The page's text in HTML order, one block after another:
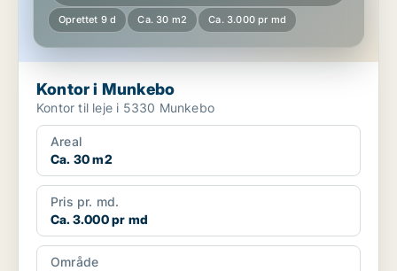
Oprettet 9 d Ca. 30 m2 Ca. 3.000 pr md
Kontor i Munkebo
Kontor til leje i 5330 Munkebo
Areal
Ca. 30 m2
Pris pr. md.
Ca. 3.000 pr md
Område